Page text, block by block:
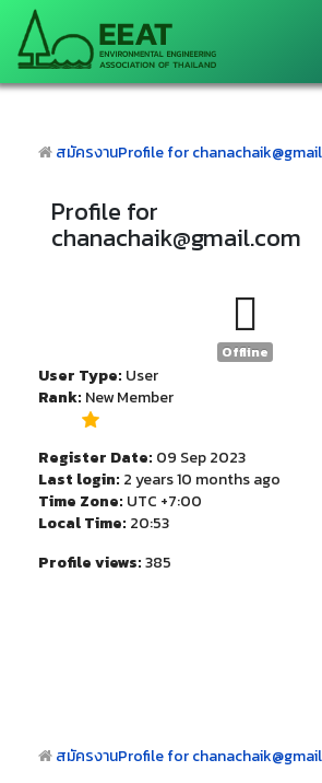
สมัครงานProfile for
Profile for
chanachaik@gmail.com
Offline
User Type: User
Rank: New Member
Register Date: 09 Sep 2023
Last login: 2 years 10 months ago
Time Zone: UTC +7:00
Local Time: 20:53
Profile views:385
สมัครงานProfile for